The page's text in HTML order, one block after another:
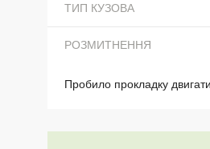
ТИП КУЗОВА
РОЗМИТНЕННЯ
Пробило прокладку